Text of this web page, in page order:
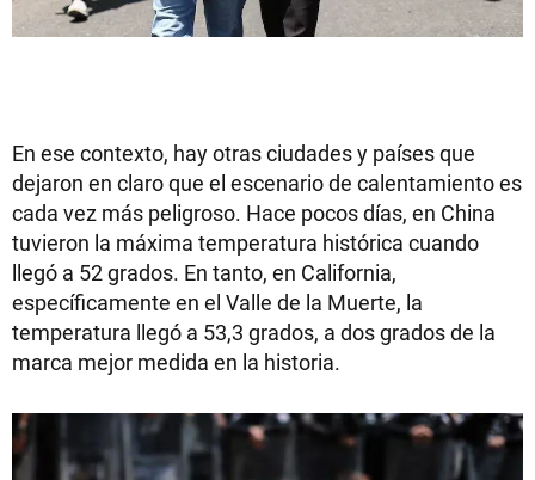
En ese contexto, hay otras ciudades y países que
dejaron en claro que el escenario de calentamiento es
cada vez más peligroso. Hace pocos días, en China
tuvieron la máxima temperatura histórica cuando
llegó a 52 grados. En tanto, en California,
específicamente en el Valle de la Muerte, la
temperatura llegó a 53,3 grados, a dos grados de la
marca mejor medida en la historia.